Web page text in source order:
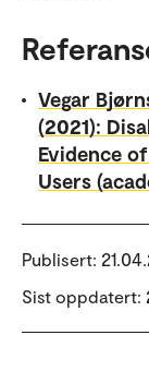
Vegar
(2021):
Evidence
Users
Publisert:
Sist oppdatert: